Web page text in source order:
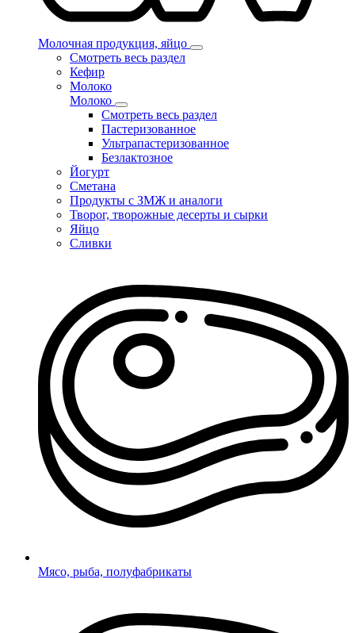
Молочная продукция, яйцо
Смотреть весь раздел
Кефир
Молоко
Молоко
Смотреть весь раздел
Пастеризованное
Ультрапастеризованное
Безлактозное
Йогурт
Сметана
Продукты с ЗМЖ и аналоги
Творог, творожные десерты и сырки
Яйцо
Сливки
Мясо, рыба, полуфабрикаты